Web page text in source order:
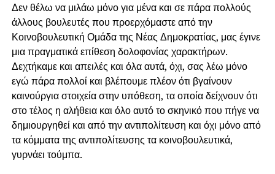
Δεν θέλω να μιλάω μόνο για μένα και σε πάρα πολλούς
άλλους βουλευτές που προερχόμαστε από την
Κοινοβουλευτική Ομάδα της Νέας Δημοκρατίας, μας έγινε
μια πραγματικά επίθεση δολοφονίας χαρακτήρων.
Δεχτήκαμε και απειλές και όλα αυτά, όχι, σας λέω μόνο
εγώ πάρα πολλοί και βλέπουμε πλέον ότι βγαίνουν
καινούργια στοιχεία στην υπόθεση, τα οποία δείχνουν ότι
στο τέλος η αλήθεια και όλο αυτό το σκηνικό που πήγε να
δημιουργηθεί και από την αντιπολίτευση και όχι μόνο από
τα κόμματα της αντιπολίτευσης τα κοινοβουλευτικά,
γυρνάει τούμπα.